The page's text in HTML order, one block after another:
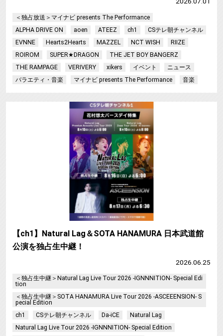
＜独占放送＞マイナビ presents The Performance
ALPHA DRIVE ON
aoen ATEEZ ch1
CSテレ朝チャンネル
EVNNE
Hearts2Hearts MAZZEL NCT WISH
RIIZE
ROIROM
SUPER★DRAGON
THE JET BOY BANGERZ
THE RAMPAGE
VERIVERY xikers イベント
ニュース
バラエティ・音楽
マイナビ presents The Performance 音楽
【ch1】Natural Lag＆SOTA HANAMURA 日本武道館
公演を独占生中継！
2026.06.25
＜独占生中継＞Natural Lag Live Tour 2026 -IGNNNITION- Special Edi
tion
＜独占生中継＞SOTA HANAMURA Live Tour 2026 -ASCEEENSION- S
pecial Edition
ch1
CSテレ朝チャンネル Da-iCE
Natural Lag
Natural Lag Live Tour 2026 -IGNNNITION- Special Edition